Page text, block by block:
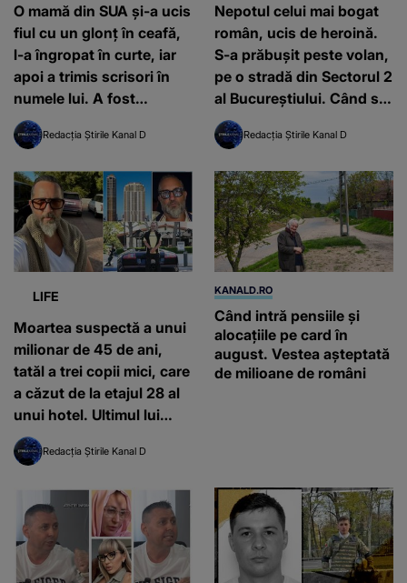
O mamă din SUA și-a ucis
fiul cu un glonț în ceafă,
l-a îngropat în curte, iar
apoi a trimis scrisori în
numele lui. A fost
condamnată la închisoare
pe viațăRedacția Știrile Kanal D
Nepotul celui mai bogat
român, ucis de heroină.
S-a prăbușit peste volan,
pe o stradă din Sectorul 2
al Bucureștiului. Când s-a
întâmplat
Redacția Știrile Kanal D
LIFE
Moartea suspectă a unui
milionar de 45 de ani,
tatăl a trei copii mici, care
a căzut de la etajul 28 al
unui hotel. Ultimul lui
mesaj contrazice
versiunea poliției
Redacția Știrile Kanal D
KANALD.RO
Când intră pensiile și
alocațiile pe card în
august. Vestea așteptată
de milioane de români